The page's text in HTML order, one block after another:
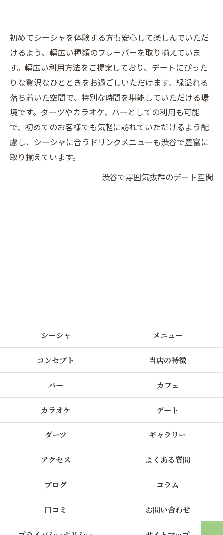
初めてシーシャを体験する方も安心して楽しんでいただ
けるよう、幅広い種類のフレーバーを取り揃えていま
す。幅広い利用方法をご提案しており、デートにぴった
りな贅沢なひとときをお過ごしいただけます。緑溢れる
落ち着いた空間で、特別な時間を堪能していただける環
境です。ダーツやカラオケ、バーとしての利用も可能
で、初めてのお客様でも気軽に訪れていただけるよう配
慮し、シーシャに合うドリンクメニューも渋谷で豊富に
取り揃えています。
渋谷で雰囲気抜群のデート空間
シーシャ メニュー
コンセプト 当店の特徴
バー カフェ
カラオケ デート
ダーツ ギャラリー
アクセス よくある質問
ブログ コラム
口コミ お問い合わせ